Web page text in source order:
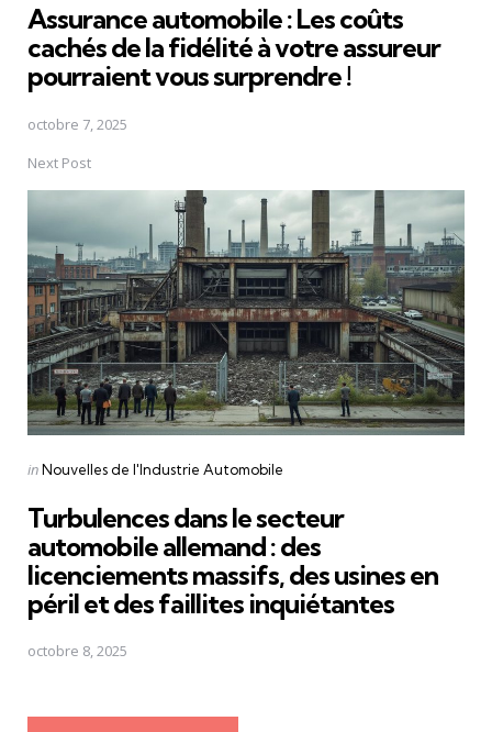
Assurance automobile : Les coûts
cachés de la fidélité à votre assureur
pourraient vous surprendre !
octobre 7, 2025
Next Post
Posted
inNouvelles de l'Industrie Automobile
Turbulences dans le secteur
automobile allemand : des
licenciements massifs, des usines en
péril et des faillites inquiétantes
octobre 8, 2025